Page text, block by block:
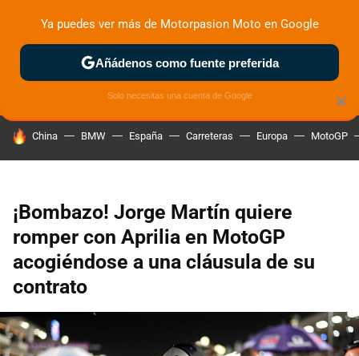
ZONA DE PRUEBAS DEPORTIVAS MOTOS ELÉCTRICAS
HOY SE HABLA DE
China BMW España Carreteras Europa MotoGP
¡Bombazo! Jorge Martín quiere
romper con Aprilia en MotoGP
acogiéndose a una cláusula de su
contrato
×
Ya puedes ver más de Motorpasion Moto en Google
Añádenos como fuente preferida
Solo necesitas una cuenta de Google